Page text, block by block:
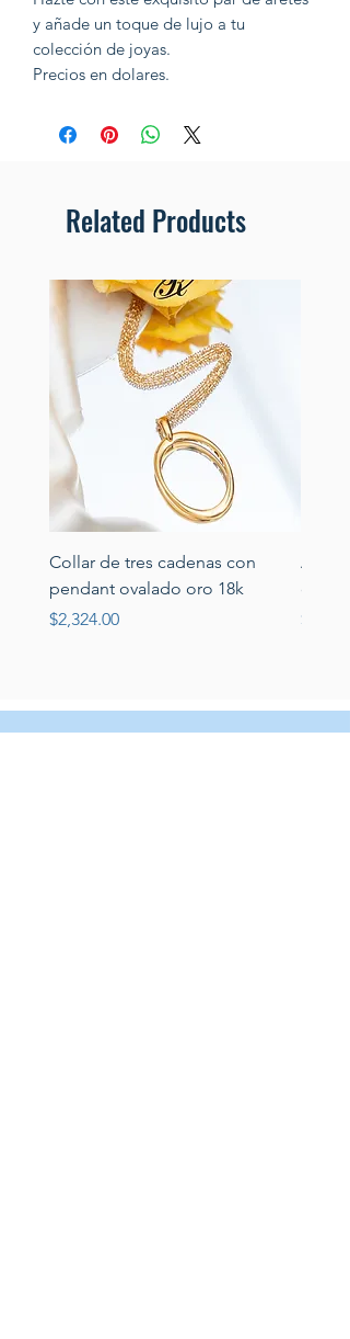
y añade un toque de lujo a tu
colección de joyas.
Precios en dolares.
Related Products
Collar de tres cadenas con
pendant ovalado oro 18k
Price
$2,324.00
Price
$389.00